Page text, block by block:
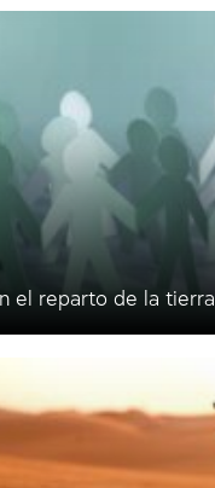
el reparto de la tierra